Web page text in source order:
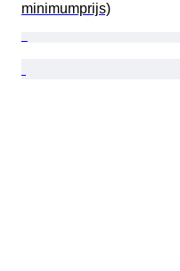
minimumprijs)